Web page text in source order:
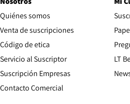
Quiénes somos
Venta de suscripciones
Código de etica Opens in new window
Servicio al Suscriptor
Suscripción Empresas
Contacto ComercialOpens in new window
LT